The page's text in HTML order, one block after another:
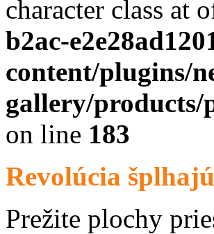
character class at
b2ac-
content/plugins/
gallery/products/
on line 183
Revolúcia
Prežite plochy